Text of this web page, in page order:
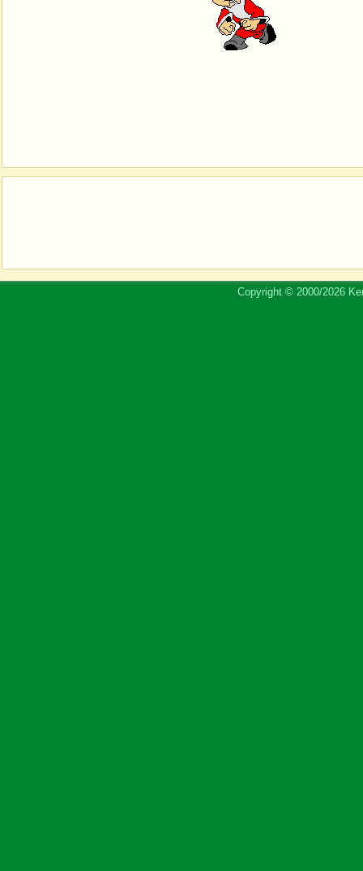
Copyright © 2000/2026